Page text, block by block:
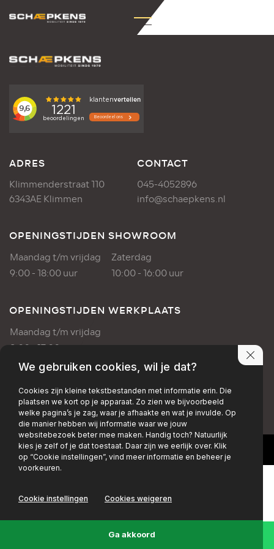
ADRES
Klimmenderstraat 110
6343AE Klimmen
CONTACT
045-4052896
info@schaepkens.nl
OPENINGSTIJDEN SHOWROOM
Maandag t/m vrijdag
Zaterdag
9:00 - 18:00 uur
10:00 - 16:00 uur
OPENINGSTIJDEN WERKPLAATS
Maandag t/m vrijdag
8:00 - 17:00 uur
+EMAIL +FACEBOOK+INSTAGRAM
We gebruiken cookies, wil je dat?
Cookies zijn kleine tekstbestanden met informatie erin. Die
plaatsen we kort op je apparaat. Zo zien we bijvoorbeeld
welke pagina’s je zag, waar je afhaakte en wat je invulde. Op
die manier hebben wij informatie waar we jouw
websitebezoek beter mee maken. Handig toch? Natuurlijk
kies je zelf of je dat toestaat. Daar zijn we eerlijk over. Klik
op “Cookie instellingen”, vind meer informatie en beheer je
voorkeuren.
Cookie instellingen Cookies weigeren
Ga akkoord